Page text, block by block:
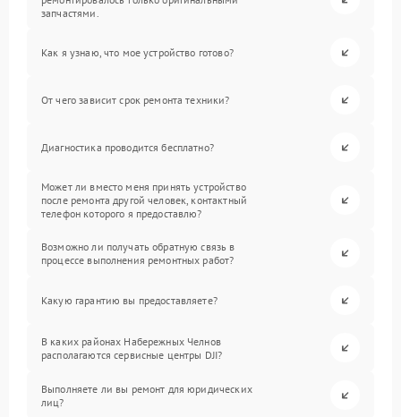
запчастями.
Как я узнаю, что мое устройство готово?
От чего зависит срок ремонта техники?
Диагностика проводится бесплатно?
Может ли вместо меня принять устройство
после ремонта другой человек, контактный
телефон которого я предоставлю?
Возможно ли получать обратную связь в
процессе выполнения ремонтных работ?
Какую гарантию вы предоставляете?
В каких районах Набережных Челнов
располагаются сервисные центры DJI?
Выполняете ли вы ремонт для юридических
лиц?